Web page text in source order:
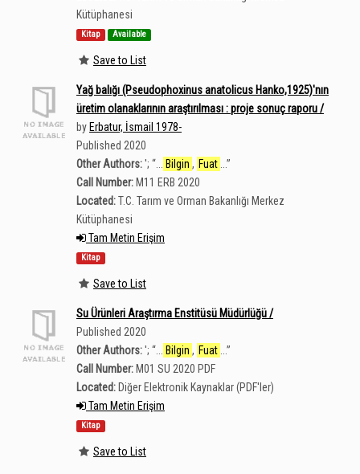
Kütüphanesi
Kitap Available
Save to List
Yağ balığı (Pseudophoxinus anatolicus Hanko,1925)'nın
üretim olanaklarının araştırılması : proje sonuç raporu /
by Erbatur, İsmail 1978-
Published 2020
Other Authors:'; “ Bilgin , Fuat ...”
Call Number: M11 ERB 2020
Located:T.C. Tarım ve Orman Bakanlığı Merkez
Kütüphanesi
Tam Metin Erişim
Kitap
Save to List
Su Ürünleri Araştırma Enstitüsü Müdürlüğü /
Published 2020
Other Authors:'; “ Bilgin , Fuat ...”
Call Number: M01 SU 2020 PDF
Located: Diğer Elektronik Kaynaklar (PDF'ler)
Tam Metin Erişim
Kitap
Save to List